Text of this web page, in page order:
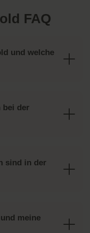
FAQ
und welche
bei der
sind in der
meine